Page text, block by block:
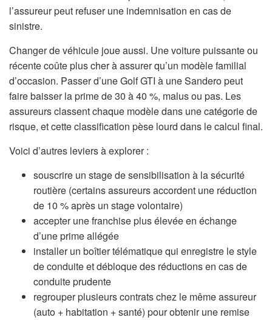
l’assureur peut refuser une indemnisation en cas de
sinistre.
Changer de véhicule joue aussi. Une voiture puissante ou
récente coûte plus cher à assurer qu’un modèle familial
d’occasion. Passer d’une Golf GTI à une Sandero peut
faire baisser la prime de 30 à 40 %, malus ou pas. Les
assureurs classent chaque modèle dans une catégorie de
risque, et cette classification pèse lourd dans le calcul final.
Voici d’autres leviers à explorer :
souscrire un stage de sensibilisation à la sécurité
routière (certains assureurs accordent une réduction
de 10 % après un stage volontaire)
accepter une franchise plus élevée en échange
d’une prime allégée
installer un boîtier télématique qui enregistre le style
de conduite et débloque des réductions en cas de
conduite prudente
regrouper plusieurs contrats chez le même assureur
(auto + habitation + santé) pour obtenir une remise